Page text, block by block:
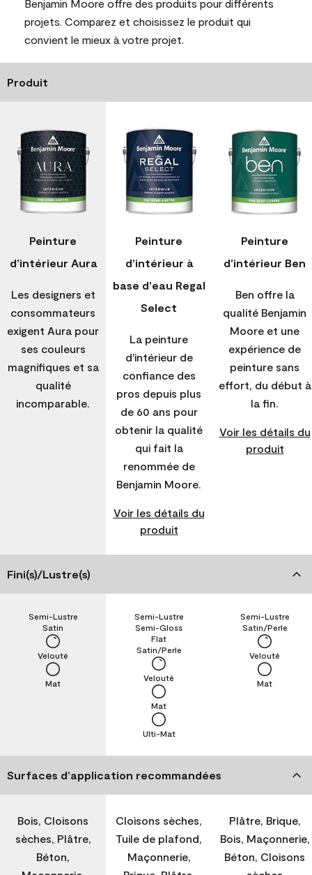
Benjamin Moore offre des produits pour différents
projets. Comparez et choisissez le produit qui
convient le mieux à votre projet.
Produit
Peinture
d'intérieur Aura
Les designers et
consommateurs
exigent Aura pour
ses couleurs
magnifiques et sa
qualité
incomparable.
Peinture
d’intérieur à
base d'eau Regal
Select
La peinture
d'intérieur de
confiance des
pros depuis plus
de 60 ans pour
obtenir la qualité
qui fait la
renommée de
Benjamin Moore.
Voir les détails du
produit
Peinture
d'intérieur Ben
Ben offre la
qualité Benjamin
Moore et une
expérience de
peinture sans
effort, du début à
la fin.
Voir les détails du
produit
Fini(s)/Lustre(s)
Mat
Velouté
Satin
Semi-Lustre
Ulti-Mat
Mat
Velouté
Satin/Perle
Flat
Semi-Gloss
Semi-Lustre
Mat
Velouté
Satin/Perle
Semi-Lustre
Surfaces d’application recommandées
Bois, Cloisons
sèches, Plâtre,
Béton,
Cloisons sèches,
Tuile de plafond,
Maçonnerie,
Plâtre, Brique,
Bois, Maçonnerie,
Béton, Cloisons